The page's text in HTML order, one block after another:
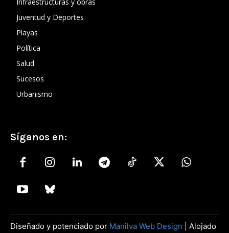
Juventud y Deportes
Playas
Política
Salud
Sucesos
Urbanismo
Síganos en:
Diseñado y potenciado por Manilva Web Design | Alojado